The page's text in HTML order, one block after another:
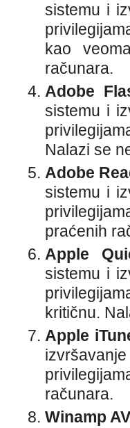
sistemu i
kao
računara.
Adobe
sistemu i
Nalazi se
Adobe
sistemu i
praćenih
Apple
sistemu i
kritičnu.
Apple
računara.
Winamp